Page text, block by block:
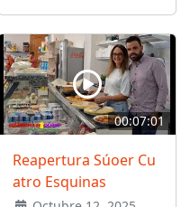
00:07:01
Reapertura Súoer Cu
atro Esquinas